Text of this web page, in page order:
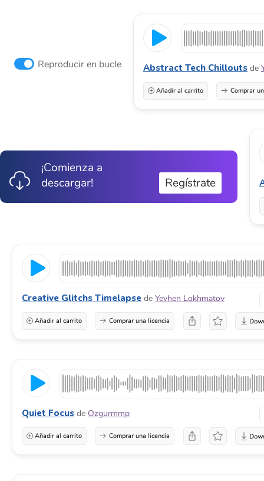
Reproducir en bucle Abstract Tech Chillouts de
Añadir al carrito Comprar
¡Comienza a
descargar!
Regístrate
Creative Glitchs Timelapse de Yevhen Lokhmatov
Añadir al carrito Comprar una licencia
Quiet Focus de Ozgurmmp
Añadir al carrito Comprar una licencia